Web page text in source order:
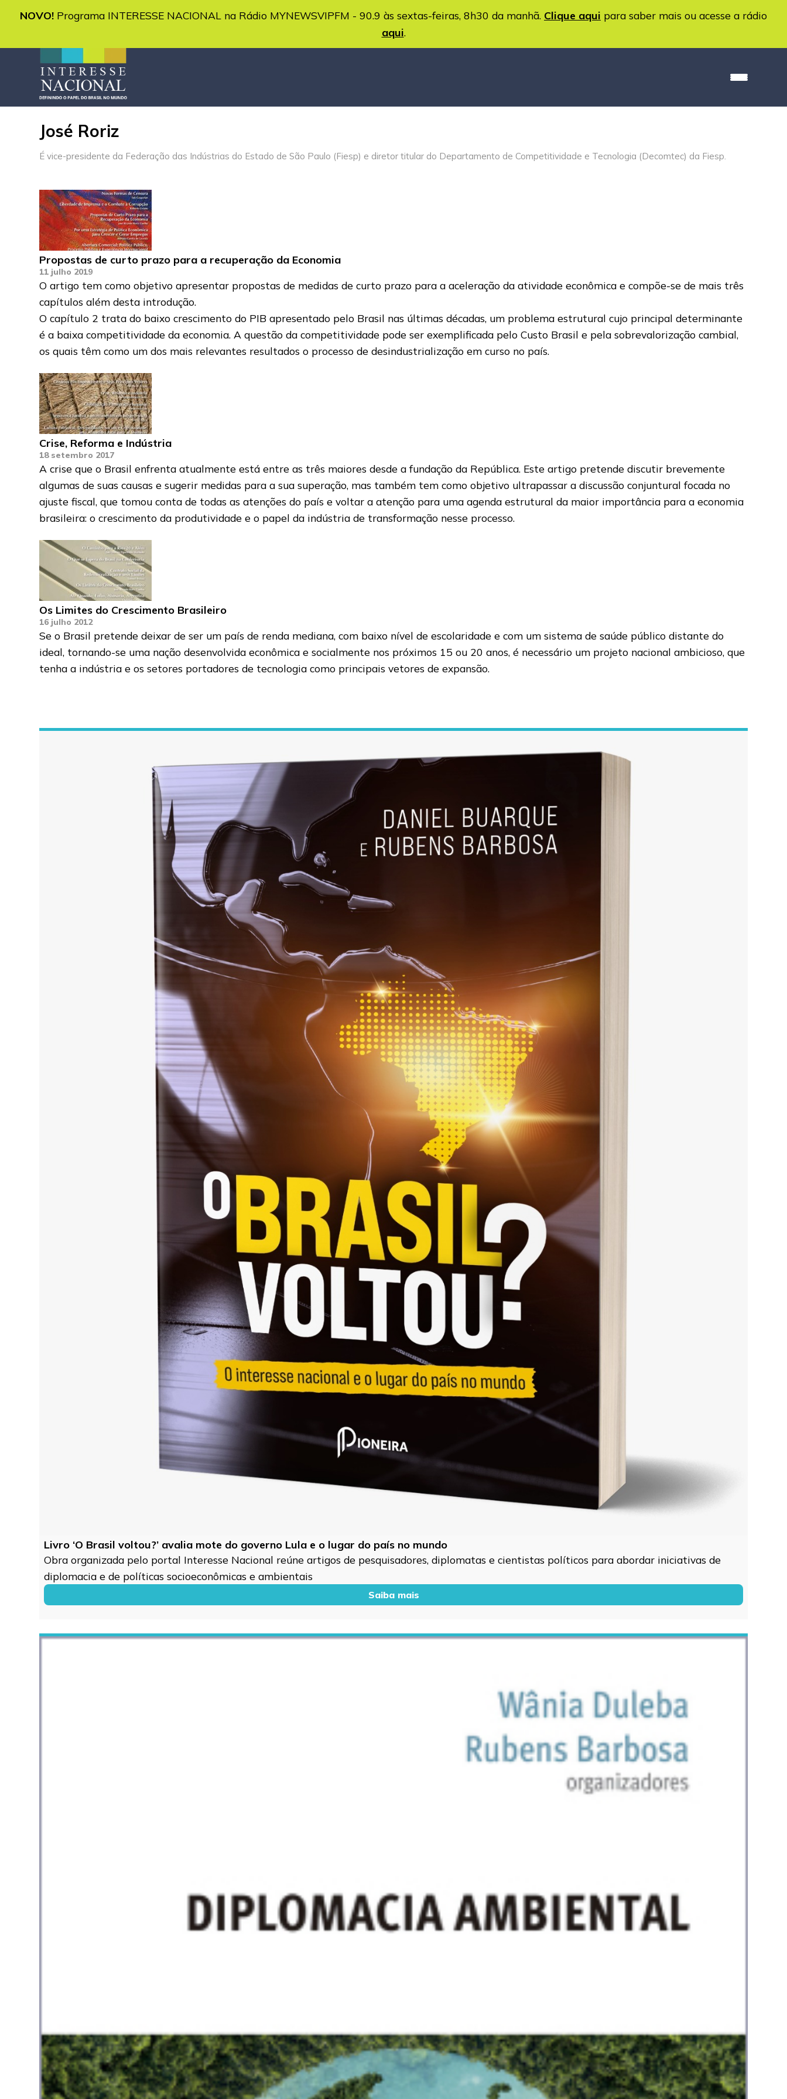
NOVO! Programa INTERESSE NACIONAL na Rádio MYNEWSVIPFM - 90.9 às sextas-feiras, 8h30 da manhã. Clique aqui para saber mais ou acesse a rádio
aqui.
José Roriz
É vice-presidente da Federação das Indústrias do Estado de São Paulo (Fiesp) e diretor titular do Departamento de Competitividade e Tecnologia (Decomtec) da Fiesp.
Propostas de curto prazo para a recuperação da Economia
11 julho 2019
O artigo tem como objetivo apresentar propostas de medidas de curto prazo para a aceleração da atividade econômica e compõe-se de mais três
capítulos além desta introdução.
O capítulo 2 trata do baixo crescimento do PIB apresentado pelo Brasil nas últimas décadas, um problema estrutural cujo principal determinante
é a baixa competitividade da economia. A questão da competitividade pode ser exemplificada pelo Custo Brasil e pela sobrevalorização cambial,
os quais têm como um dos mais relevantes resultados o processo de desindustrialização em curso no país.
Crise, Reforma e Indústria
18 setembro 2017
A crise que o Brasil enfrenta atualmente está entre as três maiores desde a fundação da República. Este artigo pretende discutir brevemente
algumas de suas causas e sugerir medidas para a sua superação, mas também tem como objetivo ultrapassar a discussão conjuntural focada no
ajuste fiscal, que tomou conta de todas as atenções do país e voltar a atenção para uma agenda estrutural da maior importância para a economia
brasileira: o crescimento da produtividade e o papel da indústria de transformação nesse processo.
Os Limites do Crescimento Brasileiro
16 julho 2012
Se o Brasil pretende deixar de ser um país de renda mediana, com baixo nível de escolaridade e com um sistema de saúde público distante do
ideal, tornando-se uma nação desenvolvida econômica e socialmente nos próximos 15 ou 20 anos, é necessário um projeto nacional ambicioso, que
tenha a indústria e os setores portadores de tecnologia como principais vetores de expansão.
Livro ‘O Brasil voltou?’ avalia mote do governo Lula e o lugar do país no mundo
Obra organizada pelo portal Interesse Nacional reúne artigos de pesquisadores, diplomatas e cientistas políticos para abordar iniciativas de
diplomacia e de políticas socioeconômicas e ambientais
Saiba mais